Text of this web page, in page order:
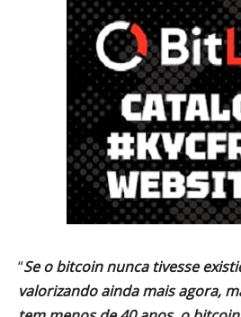
“Se o bitcoin nunca tivesse
valorizando ainda mais agora,